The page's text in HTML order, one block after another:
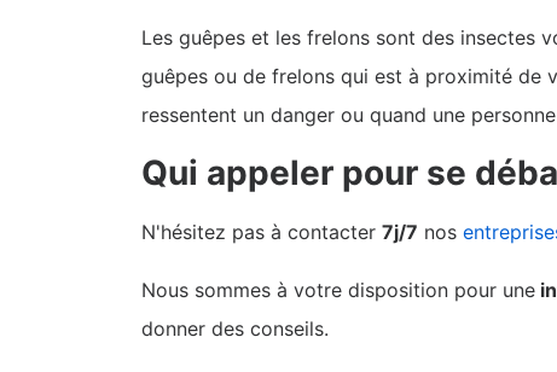
Les guêpes et les frelons sont des insectes
guêpes ou de frelons qui est à proximité de
ressentent un danger ou quand une
Qui appeler pour se
N'hésitez pas à contacter 7j/7 nos
Nous sommes à votre disposition pour une
donner des conseils.